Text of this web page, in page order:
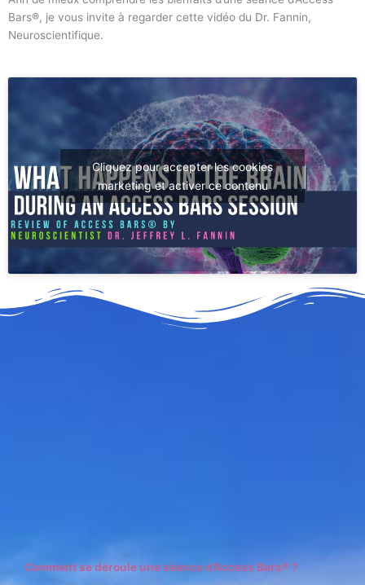
Bars®, je vous invite à regarder cette vidéo du Dr. Fannin,
Neuroscientifique.
Cliquez pour accepter les cookies
marketing et activer ce contenu
Comment se déroule une séance d’Access Bars® ?